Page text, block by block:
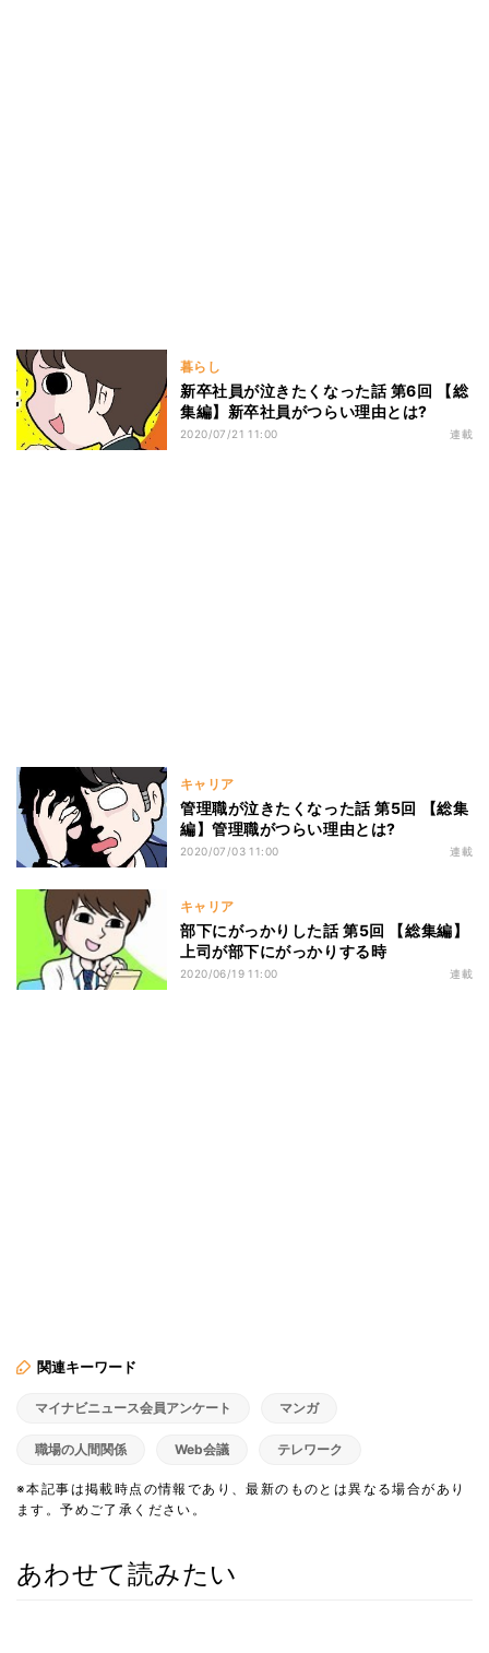
暮らし
新卒社員が泣きたくなった話 第6回 【総
集編】新卒社員がつらい理由とは?
2020/07/21 11:00 連載
キャリア
管理職が泣きたくなった話 第5回 【総集
編】管理職がつらい理由とは?
2020/07/03 11:00 連載
キャリア
部下にがっかりした話 第5回 【総集編】
上司が部下にがっかりする時
2020/06/19 11:00 連載
関連キーワード
マイナビニュース会員アンケート マンガ
職場の人間関係 Web会議 テレワーク
※本記事は掲載時点の情報であり、最新のものとは異なる場合があり
ます。予めご了承ください。
あわせて読みたい